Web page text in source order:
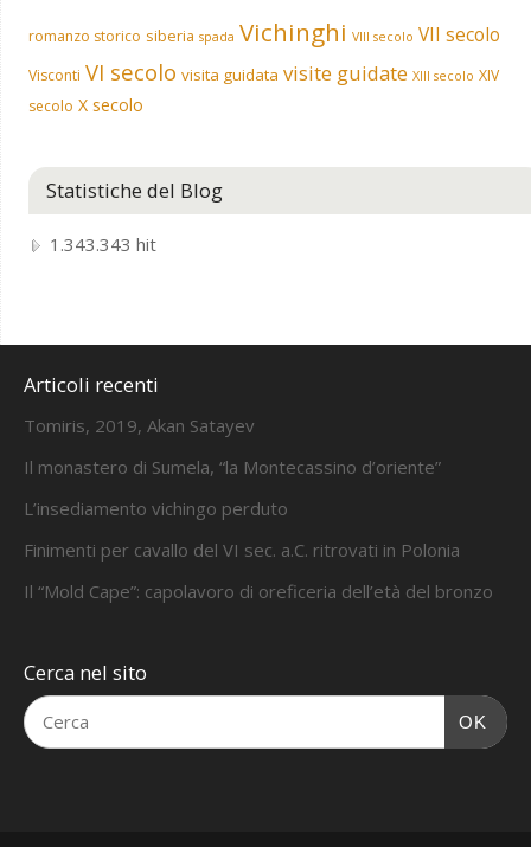
romanzo storico siberia spada Vichinghi VIII secolo VII secolo
Visconti VI secolo visita guidata visite guidate XIII secolo XIV
secolo X secolo
Statistiche del Blog
1.343.343 hit
Articoli recenti
Tomiris, 2019, Akan Satayev
Il monastero di Sumela, “la Montecassino d’oriente”
L’insediamento vichingo perduto
Finimenti per cavallo del VI sec. a.C. ritrovati in Polonia
Il “Mold Cape”: capolavoro di oreficeria dell’età del bronzo
Cerca nel sito
OK